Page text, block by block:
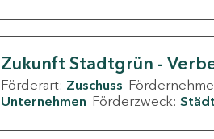
Zukunft Stadtgrün -
Förderart: Zuschuss
Unternehmen Förderzweck: